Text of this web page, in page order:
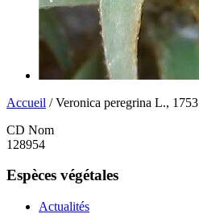
Accueil / Veronica peregrina L., 1753
CD Nom
128954
Espèces végétales
Actualités